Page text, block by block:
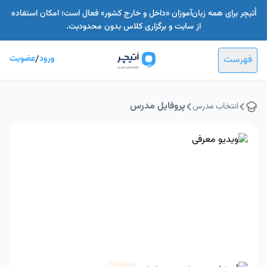
اُتیچر برای همه زبان‌آموزان «داخل و خارج کشور» فعال است؛ امکان استفاده
از سایت و برگزاری کلاس بدون محدودیت.
فهرست ورود/عضویت
انتخاب مدرس پروفایل مدرس